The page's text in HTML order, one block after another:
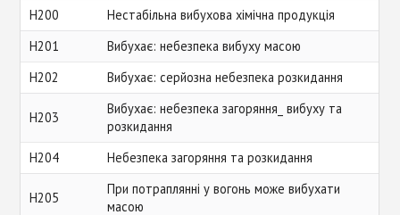
H200
Нестабільна вибухова хімічна продукція
H201
Вибухає: небезпека вибуху масою
H202
Вибухає: серйозна небезпека розкидання
H203
Вибухає: небезпека загоряння_ вибуху та
розкидання
H204
Небезпека загоряння та розкидання
H205
При потраплянні у вогонь може вибухати
масою